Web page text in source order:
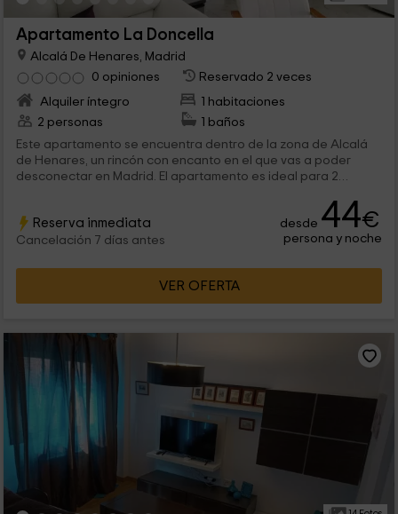
Apartamento La Doncella
Alcalá De Henares, Madrid
0 opiniones
Reservado 2 veces
Alquiler íntegro
1 habitaciones
2 personas
1 baños
Este apartamento se encuentra dentro de la zona de Alcalá
de Henares, un rincón con encanto en el que vas a poder
desconectar en Madrid. El apartamento es ideal para 2
lleno de comodidades, con diferentes puntos de interés muy
cerca.Reserva inmediata
Cancelación 7 días antes
desde 44€
persona y noche
VER OFERTA